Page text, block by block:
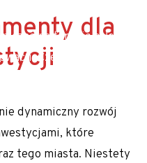
na terenie całej
Czech, Austrii i
dla
dynamiczny rozwój
które
tego miasta. Niestety